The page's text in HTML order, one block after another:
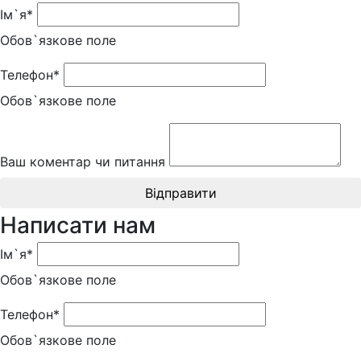
Ім`я*
Обов`язкове поле
Телефон*
Обов`язкове поле
Ваш коментар чи питання
Відправити
Написати нам
Ім`я*
Обов`язкове поле
Телефон*
Обов`язкове поле